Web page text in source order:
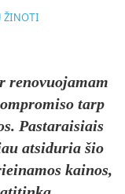
ŽINOTI
renovuojamam
tarp
Pastaraisiais
atsiduria šio
kainos,